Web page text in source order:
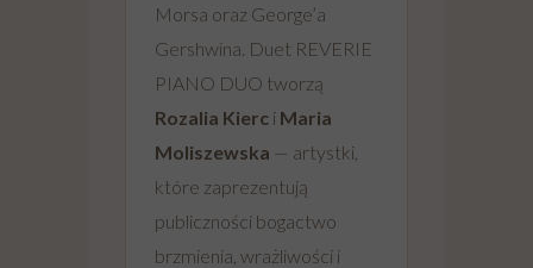
Morsa oraz George’a
Gershwina. Duet REVERIE
PIANO DUO tworzą
Rozalia Kierc i Maria
Moliszewska — artystki,
które zaprezentują
publiczności bogactwo
brzmienia, wrażliwości i